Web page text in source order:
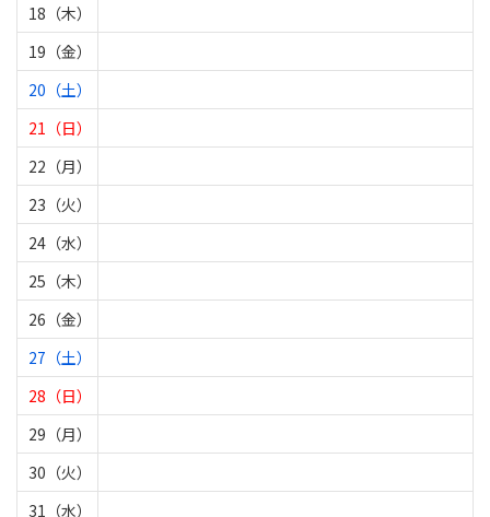
18（木）
19（金）
20（土）
21（日）
22（月）
23（火）
24（水）
25（木）
26（金）
27（土）
28（日）
29（月）
30（火）
31（水）